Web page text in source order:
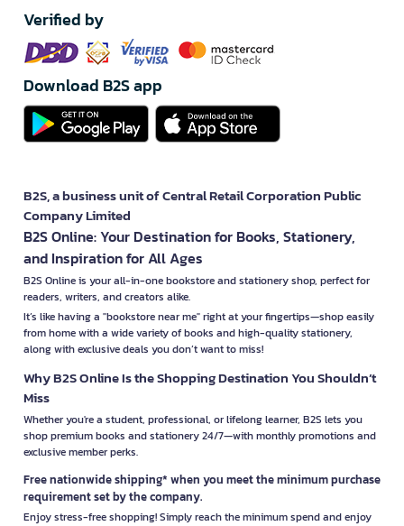
Verified by
Download B2S app
B2S, a business unit of Central Retail Corporation Public
Company Limited
B2S Online: Your Destination for Books, Stationery,
and Inspiration for All Ages
B2S Online is your all-in-one bookstore and stationery shop, perfect for
readers, writers, and creators alike.
It’s like having a "bookstore near me" right at your fingertips—shop easily
from home with a wide variety of books and high-quality stationery,
along with exclusive deals you don’t want to miss!
Why B2S Online Is the Shopping Destination You Shouldn’t
Miss
Whether you're a student, professional, or lifelong learner, B2S lets you
shop premium books and stationery 24/7—with monthly promotions and
exclusive member perks.
Free nationwide shipping* when you meet the minimum purchase
requirement set by the company.
Enjoy stress-free shopping! Simply reach the minimum spend and enjoy